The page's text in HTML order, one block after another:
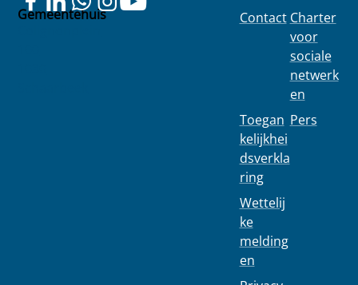
Gemeentehuis
Contact
Toegan
kelijkhei
dsverkla
ring
Wettelij
ke
melding
en
Charter
voor
sociale
netwerk
en
Pers